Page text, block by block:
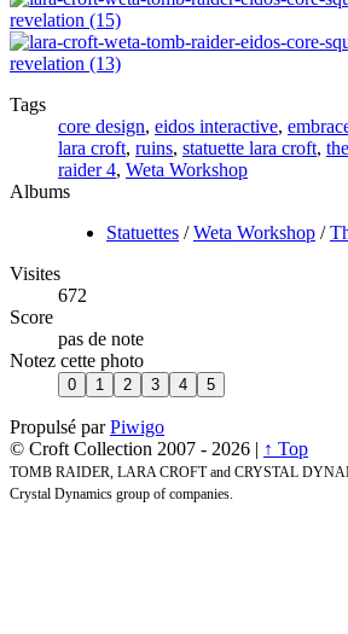
Tags
core design, eidos interactive,
lara croft, ruins, statuette lara croft,
raider 4, Weta Workshop
Albums
Statuettes /Weta Workshop /
Visites
672
Score
pas de note
Notez cette photo
Propulsé parPiwigo
© Croft Collection 2007 - 2026 | ↑ Top
TOMB RAIDER, LARA CROFT and CRYSTAL
Crystal Dynamics group of companies.